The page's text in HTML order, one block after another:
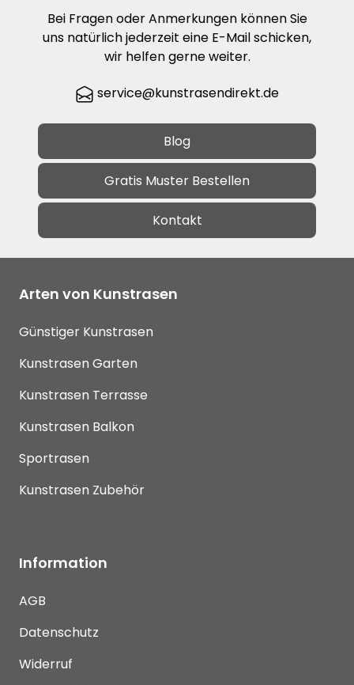
Bei Fragen oder Anmerkungen können Sie
uns natürlich jederzeit eine E-Mail schicken,
wir helfen gerne weiter.
service@kunstrasendirekt.de
Blog
Gratis Muster Bestellen
Kontakt
Arten von Kunstrasen
Günstiger Kunstrasen
Kunstrasen Garten
Kunstrasen Terrasse
Kunstrasen Balkon
Sportrasen
Kunstrasen Zubehör
Information
AGB
Datenschutz
Widerruf